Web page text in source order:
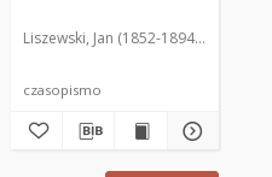
Liszewski, Jan (1852-1894). Red.
czasopismo